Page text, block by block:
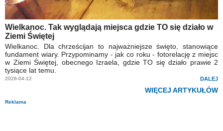
Wielkanoc. Tak wyglądają miejsca gdzie TO się działo w
Ziemi Świętej
Wielkanoc. Dla chrześcijan to najważniejsze święto, stanowiące
fundament wiary. Przypominamy - jak co roku - fotorelację z miejsc
w Ziemi Świętej, obecnego Izraela, gdzie TO się działo prawie 2
tysiące lat temu.
2026-04-12 DALEJ
WIĘCEJ ARTYKUŁÓW
Reklama